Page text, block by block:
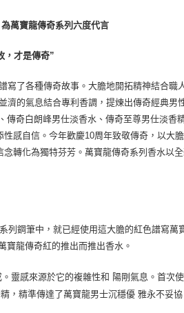
萬寶龍傳奇系列六度代言
，才是傳奇”
了各種傳奇故事。大膽地開拓精神結合職
的氣息結合專利香調，提煉出傳奇經典男
奇白朗峰男仕淡香水、傳奇至尊男仕淡香
感自信。今年歡慶10周年致敬傳奇，以大
轉化為獨特芬芳。萬寶龍傳奇系列香水以
列鋼筆中，就已經使用這大膽的紅色譜寫萬
寶龍傳奇紅的推出而推出香水。
靈感來源於它的複雜性和 陽剛氣息。首次
，精準傳達了萬寶龍男士沉穩優 雅永不妥協